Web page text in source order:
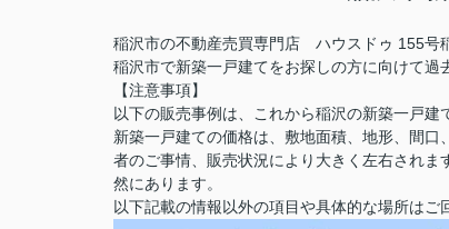
稲沢市の不動産売買専門店 ハウスドゥ 155号
稲沢市で新築一戸建てをお探しの方に向けて過
【注意事項】
以下の販売事例は、これから稲沢の新築一戸建
新築一戸建ての価格は、敷地面積、地形、間
者のご事情、販売状況により大きく左右され
然にあります。
以下記載の情報以外の項目や具体的な場所はご